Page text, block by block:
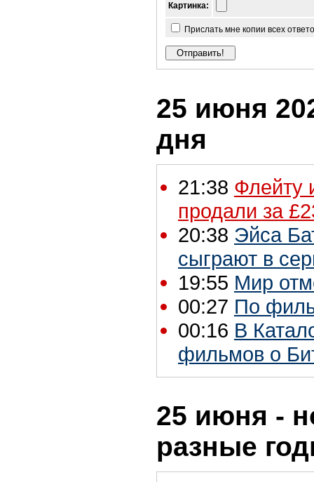
Картинка:
Прислать мне копии всех
25 июня
дня
21:38 Флейту
продали за
20:38 Эйса
сыграют в
19:55 Мир
00:27 По
00:16 В
фильмов о
25 июня -
разные